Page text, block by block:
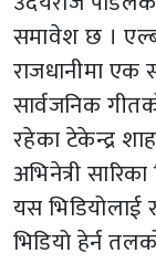
समावेश छ ।
राजधानीमा एक
सार्वजनिक
रहेका टेकेन्द्र
अभिनेत्री
यस भिडियोलाई
भिडियो हेर्न